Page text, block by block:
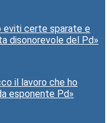
eviti certe sparate e
disonorevole del Pd»
il lavoro che ho
esponente Pd»